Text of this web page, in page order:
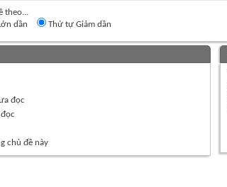
theo...
dần
Thứ tự Giảm dần
đọc
chủ đề này